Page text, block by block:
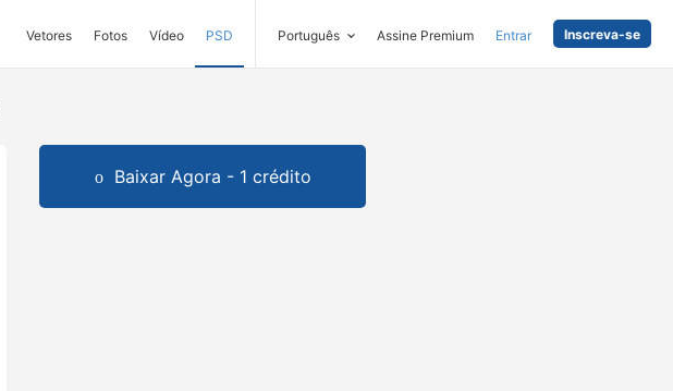
Vetores Fotos Vídeo PSD Português Assine Premium Entrar Inscreva-se
Baixar Agora - 1 crédito